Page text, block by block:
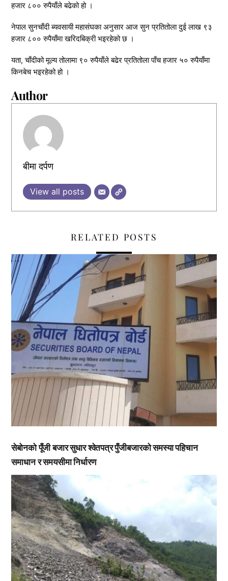
हजार ८०० रुपैयाँले बढेको हो ।
नेपाल सुनचाँदी ब्यवसायी महासंघका अनुसार आज सुन प्रतितोला दुई लाख ९३
हजार ८०० रुपैयाँमा खरिदबिक्री भइरहेको छ ।
यता, चाँदीको मूल्य तोलामा ९० रुपैयाँले बढेर प्रतितोला पाँच हजार ५० रुपैयाँमा
किनबेच भइरहेको हो ।
Author
बीमा दर्पण
View all posts
RELATED POSTS
, ,,
सेबोनको पूँजी बजार सुधार श्वेतपत्र पुँजीबजारको समस्या पहिचान
समाधान र समयसीमा निर्धारण
,,